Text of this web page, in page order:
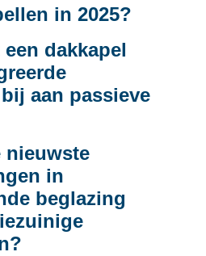
in 2025?
dakkapel
aan passieve
nieuwste
in
beglazing